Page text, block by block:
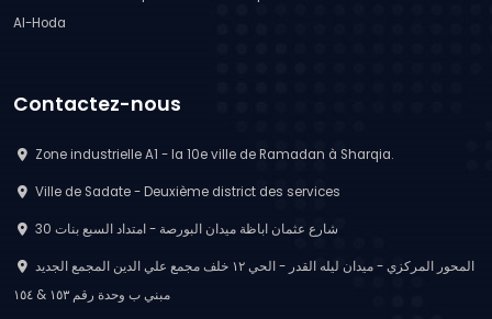
Al-Hoda
Contactez-nous
Zone industrielle A1 - la 10e ville de Ramadan à Sharqia.
Ville de Sadate - Deuxième district des services
30 شارع عثمان اباظة ميدان البورصة - امتداد السبع بنات
مبني ب وحدة رقم ١٥٣ & ١٥٤